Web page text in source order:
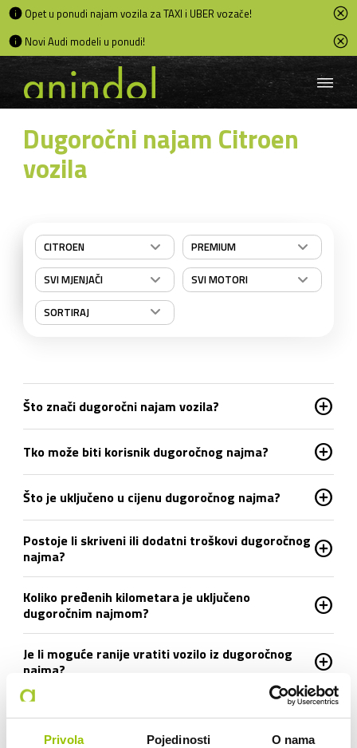
Privola Pojedinosti O nama
Opet u ponudi najam vozila za TAXI i UBER vozače!
Novi Audi modeli u ponudi!
Dugoročni najam Citroen
vozila
CITROEN PREMIUM
SVI MJENJAČI SVI MOTORI
SORTIRAJ
Što znači dugoročni najam vozila? add_circle
Tko može biti korisnik dugoročnog najma? add_circle
Što je uključeno u cijenu dugoročnog najma? add_circle
Postoje li skriveni ili dodatni troškovi dugoročnog
najma?
add_circle
Koliko pređenih kilometara je uključeno
dugoročnim najmom?
add_circle
Je li moguće ranije vratiti vozilo iz dugoročnog
najma?
add_circle
Što ako se auto pokvari tijekom uporabe? add_circle